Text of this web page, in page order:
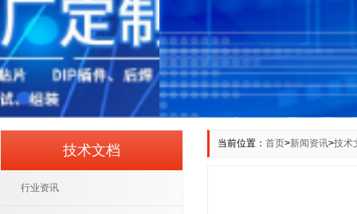
当前位置： 首页>新闻资讯>技术
技术文档
行业资讯